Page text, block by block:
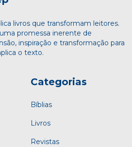
livros que transformam leitores.
promessa inerente de
inspiração e transformação para
o texto.
Categorias
Bíblias
Livros
Revistas